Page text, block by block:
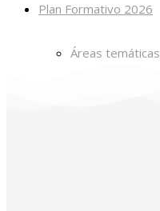
Plan Formativo 2026
Áreas temáticas